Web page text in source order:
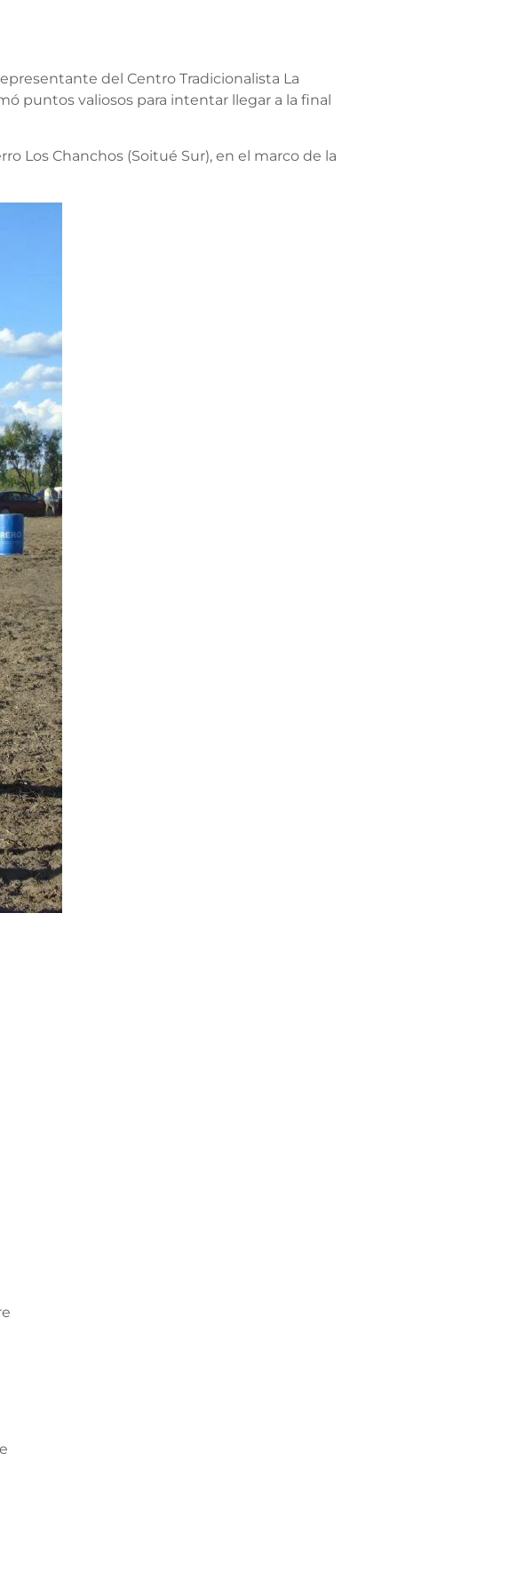
del Centro Tradicionalista La
puntos valiosos para intentar llegar a la final
Los Chanchos (Soitué Sur), en el marco de la